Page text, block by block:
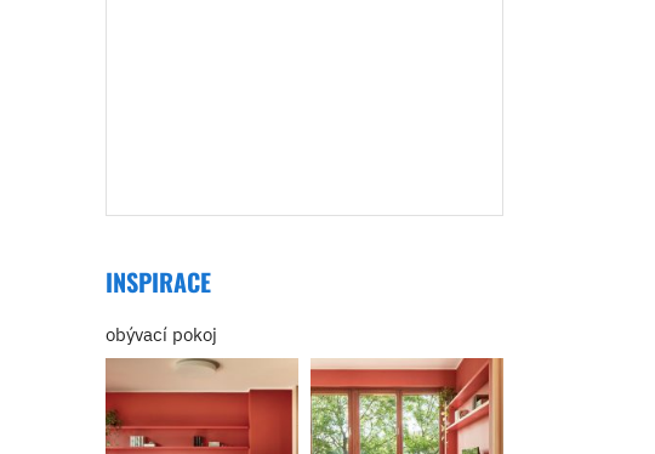
INSPIRACE
obývací pokoj